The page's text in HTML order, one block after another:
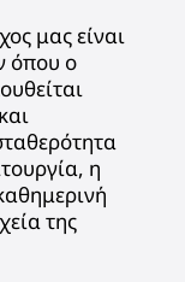
μας είναι
όπου ο
η
της